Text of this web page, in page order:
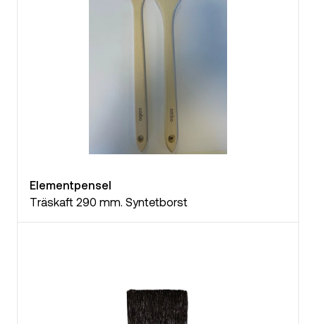
Elementpensel
Träskaft 290 mm. Syntetborst